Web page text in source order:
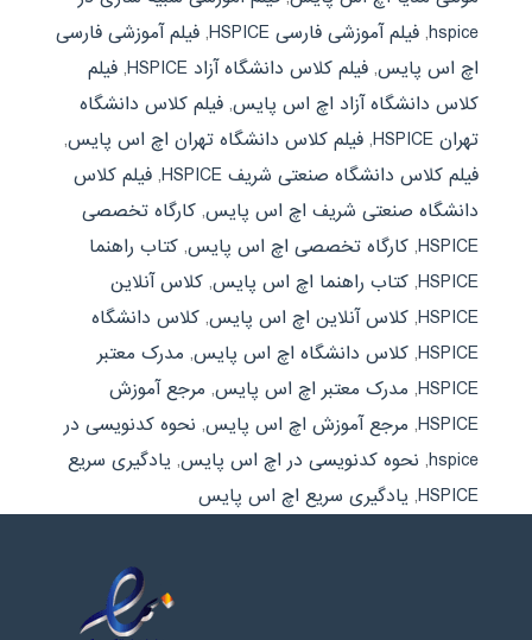
hspice
, فیلم آموزشی فارسی HSPICE , فیلم آموزشی فارسی
اچ اس پایس, فیلم کلاس دانشگاه آزاد HSPICE , فیلم
کلاس دانشگاه آزاد اچ اس پایس, فیلم کلاس دانشگاه
تهران HSPICE
, فیلم کلاس دانشگاه تهران اچ اس پایس,
فیلم کلاس دانشگاه صنعتی شریف HSPICE
, فیلم کلاس
دانشگاه صنعتی شریف اچ اس پایس, کارگاه تخصصی
HSPICE
, کارگاه تخصصی اچ اس پایس, کتاب راهنما
HSPICE
, کتاب راهنما اچ اس پایس, کلاس آنلاین
HSPICE
, کلاس آنلاین اچ اس پایس, کلاس دانشگاه
HSPICE
, کلاس دانشگاه اچ اس پایس, مدرک معتبر
HSPICE
, مدرک معتبر اچ اس پایس, مرجع آموزش
HSPICE
, مرجع آموزش اچ اس پایس, نحوه کدنویسی در
hspice
, نحوه کدنویسی در اچ اس پایس, یادگیری سریع
HSPICE
, یادگیری سریع اچ اس پایس